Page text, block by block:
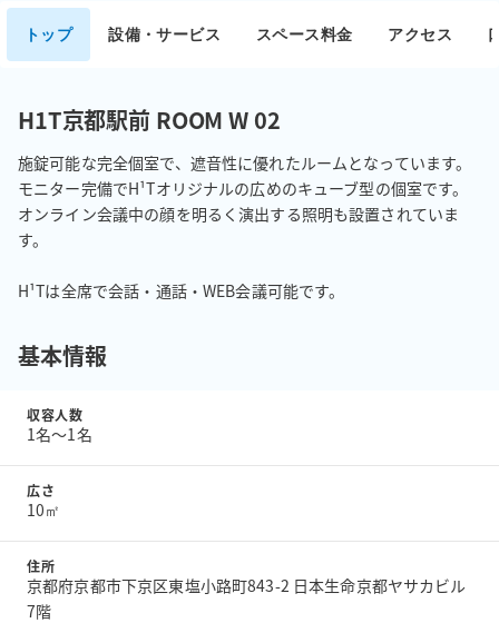
トップ 設備・サービス スペース料金 アクセス
H1T京都駅前 ROOM W 02
施錠可能な完全個室で、遮音性に優れたルームとなっています。
モニター完備でH¹Tオリジナルの広めのキューブ型の個室です。
オンライン会議中の顔を明るく演出する照明も設置されていま
す。
H¹Tは全席で会話・通話・WEB会議可能です。
基本情報
収容人数
1名〜1名
広さ
10㎡
住所
京都府京都市下京区東塩小路町843-2 日本生命京都ヤサカビル
7階